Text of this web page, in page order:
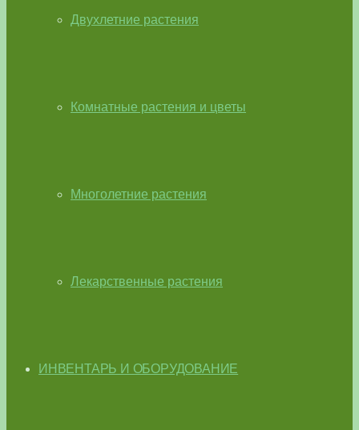
Двухлетние растения
Комнатные растения и цветы
Многолетние растения
Лекарственные растения
ИНВЕНТАРЬ И ОБОРУДОВАНИЕ